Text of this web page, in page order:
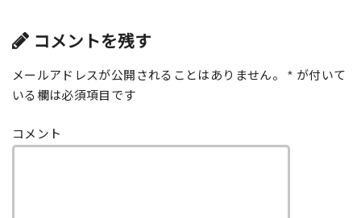
コメントを残す
メールアドレスが公開されることはありません。 * が付いて
いる欄は必須項目です
コメント